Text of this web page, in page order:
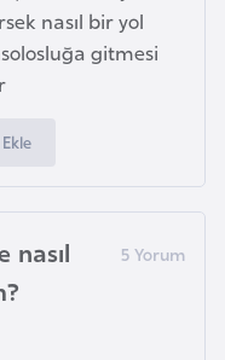
nasıl bir yol
gitmesi
nasıl